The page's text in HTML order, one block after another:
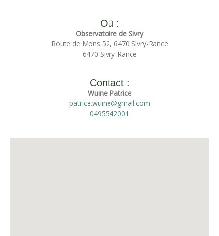
Où :
Observatoire de Sivry
Route de Mons 52, 6470 Sivry-Rance
6470 Sivry-Rance
Contact :
Wuine Patrice
patrice.wuine@gmail.com
0495542001